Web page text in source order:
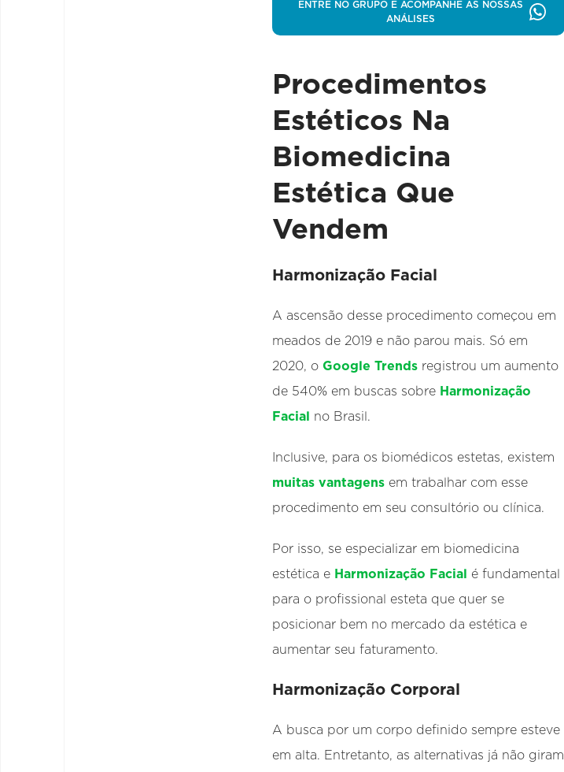
ENTRE NO GRUPO E ACOMPANHE AS NOSSAS
ANÁLISES
Procedimentos
Estéticos Na
Biomedicina
Estética Que
Vendem
Harmonização Facial
A ascensão desse procedimento começou em
meados de 2019 e não parou mais. Só em
2020, o Google Trends registrou um aumento
de 540% em buscas sobre Harmonização
Facial
no Brasil.
Inclusive, para os biomédicos estetas, existem
muitas vantagens em trabalhar com esse
procedimento em seu consultório ou clínica.
Por isso, se especializar em biomedicina
estética e Harmonização Facial
é fundamental
para o profissional esteta que quer se
posicionar bem no mercado da estética e
aumentar seu faturamento.
Harmonização Corporal
A busca por um corpo definido sempre esteve
em alta. Entretanto, as alternativas já não giram